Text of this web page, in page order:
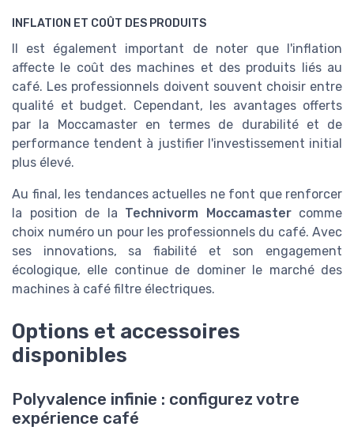
INFLATION ET COÛT DES PRODUITS
Il est également important de noter que l'inflation
affecte le coût des machines et des produits liés au
café. Les professionnels doivent souvent choisir entre
qualité et budget. Cependant, les avantages offerts
par la Moccamaster en termes de durabilité et de
performance tendent à justifier l'investissement initial
plus élevé.
Au final, les tendances actuelles ne font que renforcer
la position de la Technivorm Moccamastercomme
choix numéro un pour les professionnels du café. Avec
ses innovations, sa fiabilité et son engagement
écologique, elle continue de dominer le marché des
machines à café filtre électriques.
Options et accessoires
disponibles
Polyvalence infinie : configurez votre
expérience café